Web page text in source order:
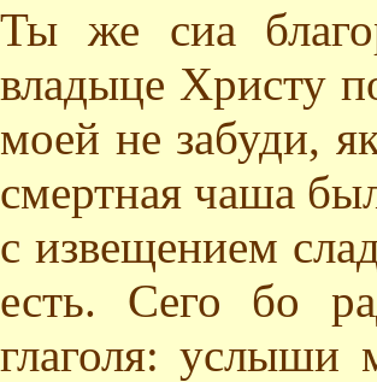
Ты же сиа
владыце Христу
моей не забуди,
смертная чаша
с извещением
есть. Сего бо
глаголя: